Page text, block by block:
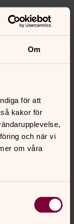
Om
för att
kakor för
och när vi
om våra